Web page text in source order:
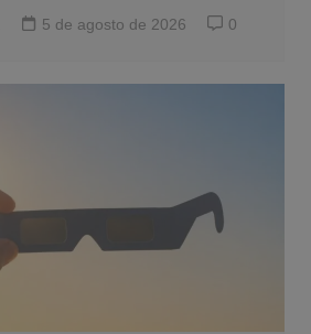
5 de agosto de 2026 0